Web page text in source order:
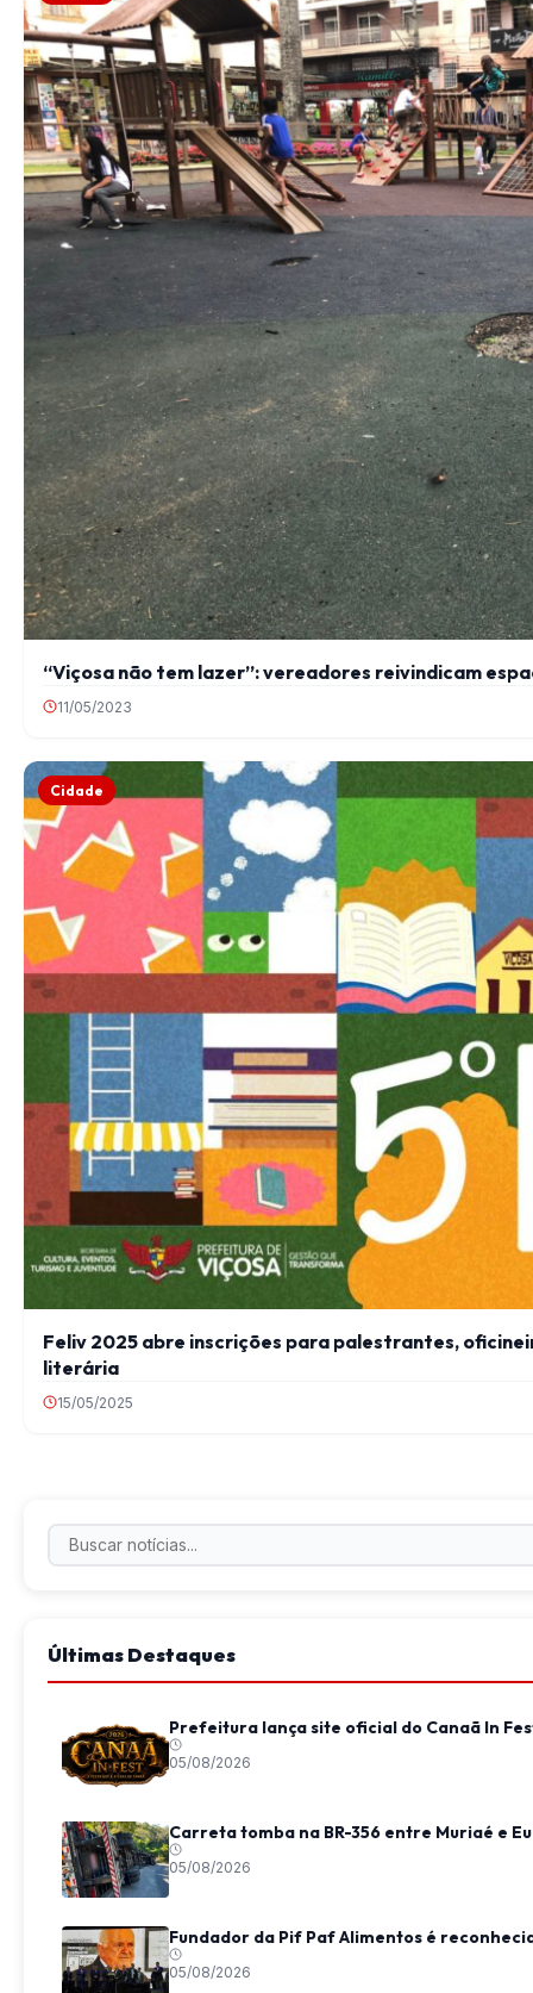
“Viçosa não tem lazer”: vereadores reivindicam
11/05/2023
Cidade
Feliv 2025 abre inscrições para palestrantes,
literária
15/05/2025
Últimas Destaques
Prefeitura lança site oficial do Canaã In
05/08/2026
Carreta tomba na BR-356 entre Muriaé e
05/08/2026
Fundador da Pif Paf Alimentos é
05/08/2026